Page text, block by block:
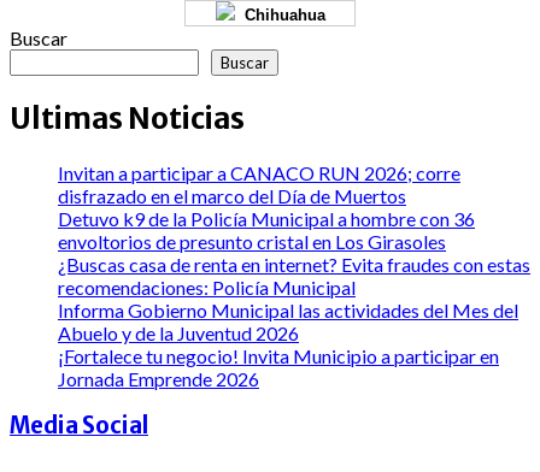
Chihuahua
Buscar
Buscar
Ultimas Noticias
Invitan a participar a CANACO RUN 2026; corre
disfrazado en el marco del Día de Muertos
Detuvo k9 de la Policía Municipal a hombre con 36
envoltorios de presunto cristal en Los Girasoles
¿Buscas casa de renta en internet? Evita fraudes con estas
recomendaciones: Policía Municipal
Informa Gobierno Municipal las actividades del Mes del
Abuelo y de la Juventud 2026
¡Fortalece tu negocio! Invita Municipio a participar en
Jornada Emprende 2026
Media Social